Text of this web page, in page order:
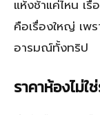
แห้งช้าแค่ไหน
คือเรื่องใหญ่ เพ
อารมณ์ทั้งทริป
ราคาห้องไม่ใ